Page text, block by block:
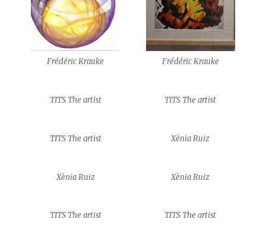
Frédéric Krauke Frédéric Krauke
TITS The artist TITS The artist
TITS The artist Xènia Ruiz
Xènia Ruiz Xènia Ruiz
TITS The artist TITS The artist